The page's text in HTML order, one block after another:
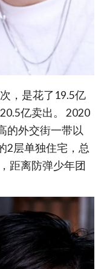
，是花了19.5亿
亿卖出。 2020
的外交街一带以
2层单独住宅，总
距离防弹少年团